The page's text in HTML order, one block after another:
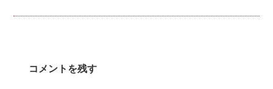
コメントを残す